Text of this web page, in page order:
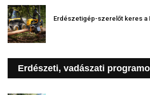
Erdészetigép-szerelőt keres a
Erdészeti, vadászati